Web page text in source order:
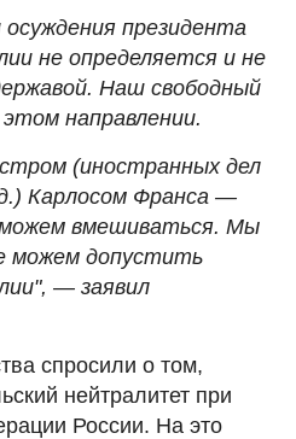
осуждения президента
не определяется и не
Наш свободный
направлении.
(иностранных дел
Карлосом Франса —
вмешиваться. Мы
можем допустить
— заявил
спросили о том,
нейтралитет при
России. На это